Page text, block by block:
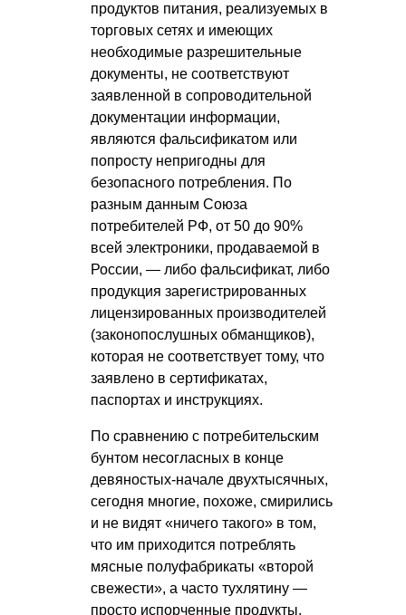
продуктов питания, реализуемых в
торговых сетях и имеющих
необходимые разрешительные
документы, не соответствуют
заявленной в сопроводительной
документации информации,
являются фальсификатом или
попросту непригодны для
безопасного потребления. По
разным данным Союза
потребителей РФ, от 50 до 90%
всей электроники, продаваемой в
России, — либо фальсификат, либо
продукция зарегистрированных
лицензированных производителей
(законопослушных обманщиков),
которая не соответствует тому, что
заявлено в сертификатах,
паспортах и инструкциях.
По сравнению с потребительским
бунтом несогласных в конце
девяностых-начале двухтысячных,
сегодня многие, похоже, смирились
и не видят «ничего такого» в том,
что им приходится потреблять
мясные полуфабрикаты «второй
свежести», а часто тухлятину —
просто испорченные продукты,